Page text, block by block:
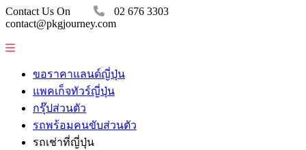
Contact Us On
02 676 3303
contact@pkgjourney.com
ขอราคาแลนด์ญี่ปุ่น
แพคเก็จทัวร์ญี่ปุ่น
กรุ๊ปส่วนตัว
รถพร้อมคนขับส่วนตัว
รถเช่าที่ญี่ปุ่น